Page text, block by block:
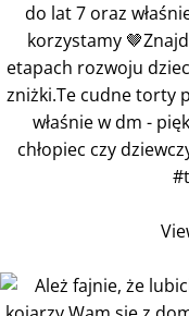
do lat 7 oraz
korzystamy
etapach rozwoju
zniżki.Te cudne torty
właśnie w dm -
chłopiec czy